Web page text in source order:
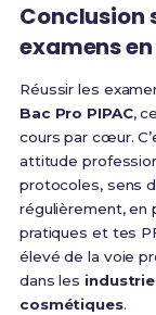
Conclusion
examens
Réussir les
Bac Pro PIPAC,
cours par cœur.
attitude
protocoles, sens
régulièrement, en
pratiques et tes
élevé de la voie
dans les
cosmétiques.